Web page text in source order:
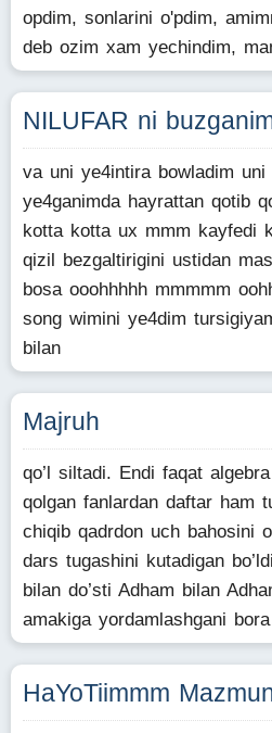
opdim, sonlarini o'pdim,
deb ozim xam yechindim,
NILUFAR ni
va uni ye4intira bowladim uni
ye4ganimda hayrattan qotib
kotta kotta ux mmm kayfedi
qizil bezgaltirigini ustidan
bosa ooohhhhh mmmmm
song wimini ye4dim
bilan
Majruh
qo’l siltadi. Endi faqat
qolgan fanlardan daftar ham
chiqib qadrdon uch bahosini
dars tugashini kutadigan
bilan do’sti Adham bilan
amakiga yordamlashgani
HaYoTiimmm